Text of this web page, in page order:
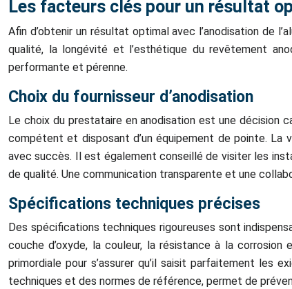
Les facteurs clés pour un résultat
Afin d’obtenir un résultat optimal avec l’anodisation de
qualité, la longévité et l’esthétique du revêtement
performante et pérenne.
Choix du fournisseur d’anodisation
Le choix du prestataire en anodisation est une décision
compétent et disposant d’un équipement de pointe. La
avec succès. Il est également conseillé de visiter les
de qualité. Une communication transparente et une
Spécifications techniques précises
Des spécifications techniques rigoureuses sont
couche d’oxyde, la couleur, la résistance à la
primordiale pour s’assurer qu’il saisit parfaitement les
techniques et des normes de référence, permet de